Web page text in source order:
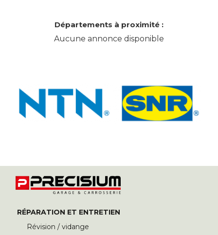
Départements à proximité :
Aucune annonce disponible
RÉPARATION ET ENTRETIEN
Révision / vidange